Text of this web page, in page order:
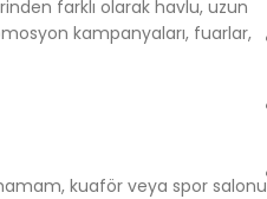
farklı olarak havlu, uzun
kampanyaları, fuarlar,
kuaför veya spor salonu